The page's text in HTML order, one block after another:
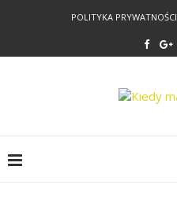
POLITYKA PRYWATNOŚCI